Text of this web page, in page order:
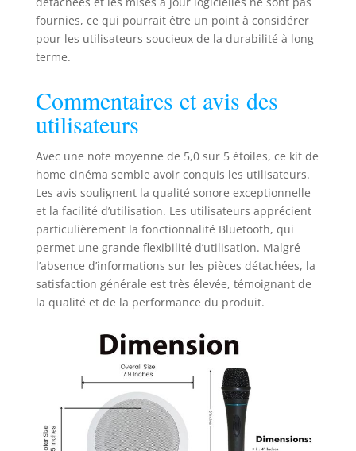
parleurs stéréo mi-
basses encastrés
pour une
produit dispose
température de 2,5
cm pour produire
un son puissant et
riche ou une
musique de fond
silencieuse
fournies, ce qui pourrait être un point à considérer
pour les utilisateurs soucieux de la durabilité à long
terme.
Commentaires et avis des
utilisateurs
Avec une note moyenne de 5,0 sur 5 étoiles, ce kit de
home cinéma semble avoir conquis les utilisateurs.
Les avis soulignent la qualité sonore exceptionnelle
et la facilité d’utilisation. Les utilisateurs apprécient
particulièrement la fonctionnalité Bluetooth, qui
permet une grande flexibilité d’utilisation. Malgré
l’absence d’informations sur les pièces détachées, la
satisfaction générale est très élevée, témoignant de
la qualité et de la performance du produit.